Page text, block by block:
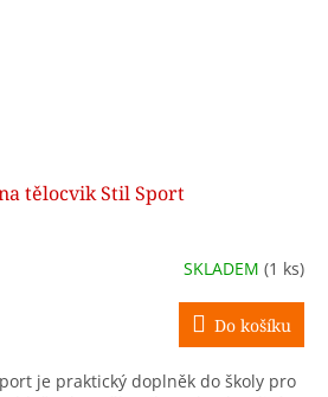
tělocvik Stil Sport
SKLADEM (1 ks)
Do košíku
je praktický doplněk do školy pro